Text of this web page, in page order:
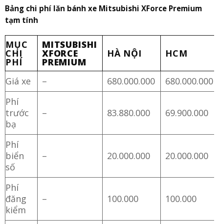
Bảng chi phí lăn bánh xe Mitsubishi XForce Premium
tạm tính
MỤC
CHI
PHÍ
MITSUBISHI
XFORCE
PREMIUM
HÀ NỘI HCM
Giá xe – 680.000.000
680.000.000
Phí
trước
bạ
– 83.880.000 69.900.000
Phí
biển
số
– 20.000.000 20.000.000
Phí
đăng
kiểm
– 100.000 100.000